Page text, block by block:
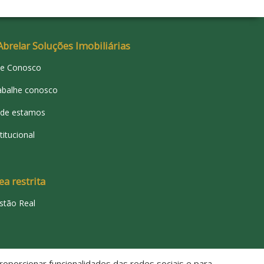
Soluções Imobiliárias
Conosco
conosco
estamos
restrita
Real